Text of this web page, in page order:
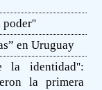
poder''
en Uruguay
la identidad'':
la primera